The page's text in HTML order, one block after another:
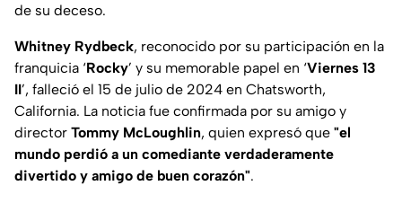
de su deceso.
Whitney Rydbeck, reconocido por su participación en la
franquicia ‘Rocky’ y su memorable papel en ‘Viernes 13
II’, falleció el 15 de julio de 2024 en Chatsworth,
California. La noticia fue confirmada por su amigo y
director Tommy McLoughlin, quien expresó que "el
mundo perdió a un comediante verdaderamente
divertido y amigo de buen corazón".